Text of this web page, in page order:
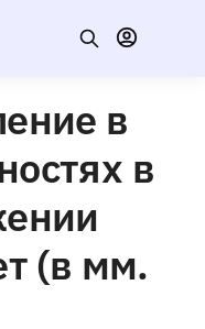
в
в
(в мм.